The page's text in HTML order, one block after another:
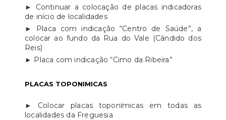
► Continuar a colocação de placas indicadoras
de início de localidades
► Placa com indicação “Centro de Saúde”, a
colocar ao fundo da Rua do Vale (Cândido dos
Reis)
► Placa com indicação “Cimo da Ribeira”
PLACAS TOPONIMICAS
► Colocar placas toponímicas em todas as
localidades da Freguesia